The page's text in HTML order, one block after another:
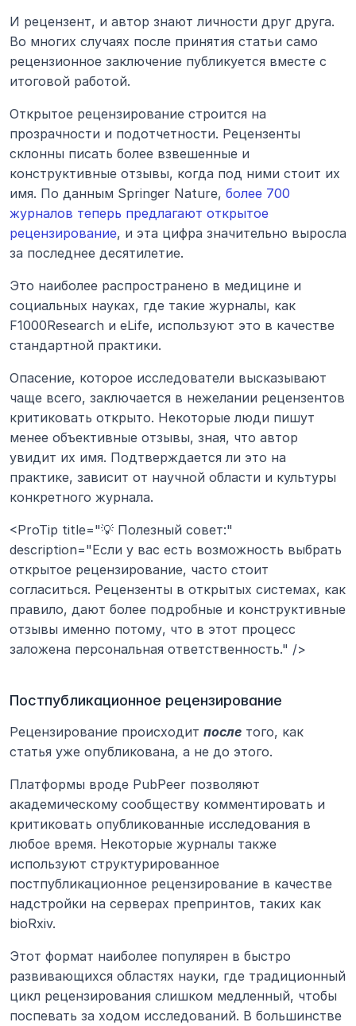
И рецензент, и автор знают личности друг друга.
Во многих случаях после принятия статьи само
рецензионное заключение публикуется вместе с
итоговой работой.
Открытое рецензирование строится на
прозрачности и подотчетности. Рецензенты
склонны писать более взвешенные и
конструктивные отзывы, когда под ними стоит их
имя. По данным Springer Nature, более 700
журналов теперь предлагают открытое
рецензирование, и эта цифра значительно выросла
за последнее десятилетие.
Это наиболее распространено в медицине и
социальных науках, где такие журналы, как
F1000Research и eLife, используют это в качестве
стандартной практики.
Опасение, которое исследователи высказывают
чаще всего, заключается в нежелании рецензентов
критиковать открыто. Некоторые люди пишут
менее объективные отзывы, зная, что автор
увидит их имя. Подтверждается ли это на
практике, зависит от научной области и культуры
конкретного журнала.
<ProTip title="💡 Полезный совет:"
description="Если у вас есть возможность выбрать
открытое рецензирование, часто стоит
согласиться. Рецензенты в открытых системах, как
правило, дают более подробные и конструктивные
отзывы именно потому, что в этот процесс
заложена персональная ответственность." />
Постпубликационное рецензирование
Рецензирование происходит после того, как
статья уже опубликована, а не до этого.
Платформы вроде PubPeer позволяют
академическому сообществу комментировать и
критиковать опубликованные исследования в
любое время. Некоторые журналы также
используют структурированное
постпубликационное рецензирование в качестве
надстройки на серверах препринтов, таких как
bioRxiv.
Этот формат наиболее популярен в быстро
развивающихся областях науки, где традиционный
цикл рецензирования слишком медленный, чтобы
поспевать за ходом исследований. В большинстве